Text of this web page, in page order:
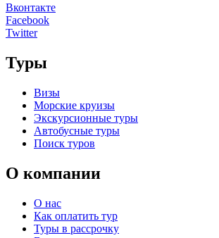
Вконтакте
Facebook
Twitter
Туры
Визы
Морские круизы
Экскурсионные туры
Автобусные туры
Поиск туров
О компании
О нас
Как оплатить тур
Туры в рассрочку